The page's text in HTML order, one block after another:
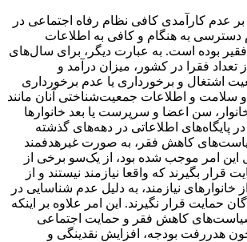
عدم کارآمدی کافی نظام رفاه ‌اجتماعی در
به هنگام و کافی به اطلاعات
بوده است. به عبارت دیگر، برای سال‌های
تعداد فقرا در کشور، میزان درآمد و
اشتغال و برخورداری یا عدم برخورداری
و سلامت و اطلاعات جمعیت‌شناختی آنان مانند
سن اعضا و سرپرست یا بعد خانوارها
اطلاعاتی در دهه‌های گذشته
کاهش فقر، به صورت غیر‌هدفمند
این امر موجب شده بود، از یک‌سو برخی از
قرار بگیرند که واقعا نیازمند نیستند و از
نیازمند، به دلیل عدم شناسایی در
حمایت قرار نگیرند. این امر علاوه بر اینکه
کاهش فقر و حمایت اجتماعی
هدر‌رفت بودجه، افزایش نقدینگی و